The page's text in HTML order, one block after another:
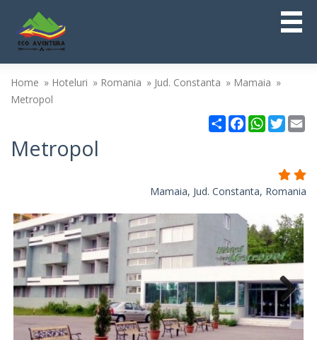
Home Hoteluri Romania Jud. Constanta
Mamaia
Metropol
Partajare
Facebook
Metropol
Mamaia, Jud. Constanta, Romania
Next